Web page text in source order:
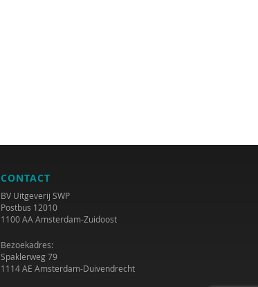
CONTACT
BV Uitgeverij SWP
Postbus 12010
1100 AA Amsterdam-Zuidoost
Bezoekadres:
Spaklerweg 79
1114 AE Amsterdam-Duivendrecht